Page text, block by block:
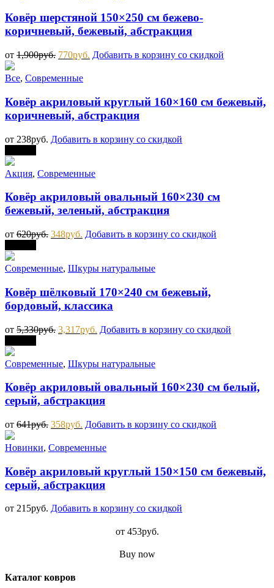
Ковёр шерстяной 150×250 см бежево-
коричневый, бежевый, абстракция
от 1,900руб. 770руб. Добавить в корзину со скидкой
Все, Современные
Ковёр акриловый круглый 160×160 см бежевый,
коричневый, абстракция
от 238руб. Добавить в корзину со скидкой
Акция, Современные
Ковёр акриловый овальный 160×230 см
бежевый, зеленый, абстракция
от 620руб. 348руб. Добавить в корзину со скидкой
Современные, Шкуры натуральные
Ковёр шёлковый 170×240 см бежевый,
бордовый, классика
от 5,330руб. 3,317руб. Добавить в корзину со скидкой
Современные, Шкуры натуральные
Ковёр акриловый овальный 160×230 см белый,
серый, абстракция
от 641руб. 358руб. Добавить в корзину со скидкой
Новинки, Современные
Ковёр акриловый круглый 150×150 см бежевый,
серый, абстракция
от 215руб. Добавить в корзину со скидкой
от 453руб.
Buy now
Каталог ковров